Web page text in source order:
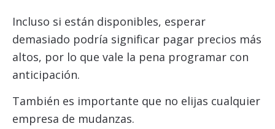
Incluso si están disponibles, esperar
demasiado podría significar pagar precios más
altos, por lo que vale la pena programar con
anticipación.
También es importante que no elijas cualquier
empresa de mudanzas.